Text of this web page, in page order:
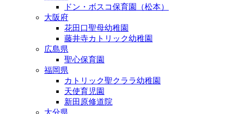
ドン・ボスコ保育園（松本）
大阪府
花田口聖母幼稚園
藤井寺カトリック幼稚園
広島県
聖心保育園
福岡県
カトリック聖クララ幼稚園
天使育児園
新田原修道院
大分県